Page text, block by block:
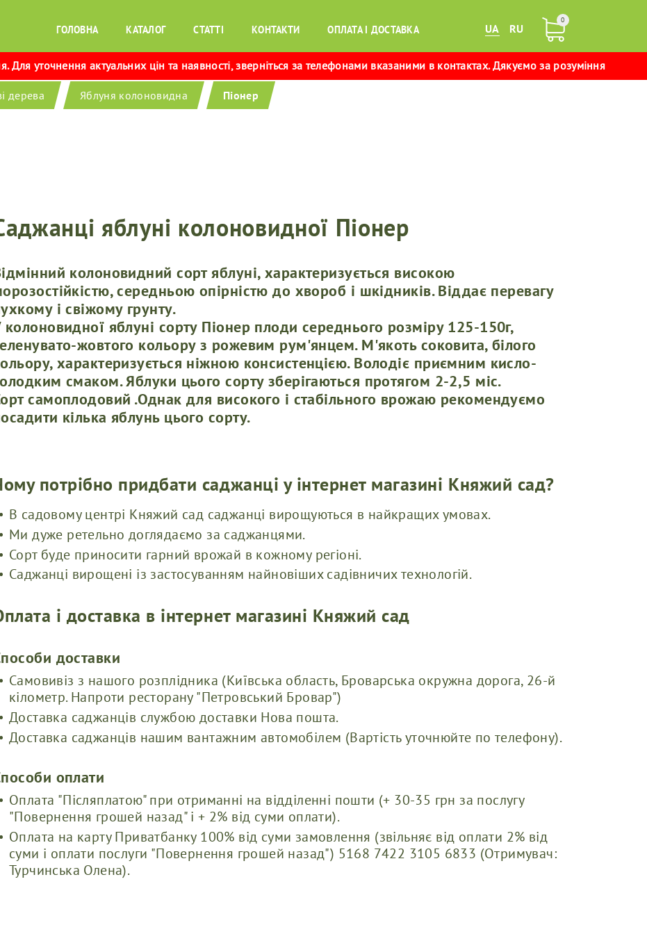
ГОЛОВНА КАТАЛОГ СТАТТІ КОНТАКТИ ОПЛАТА І ДОСТАВКА RU
UA
0
уточнення актуальних цін та наявності, зверніться за телефонами вказаними в контактах. Дякуємо за розуміння
дерева Яблуня колоновидна Піонер
яблуні колоновидної Піонер
колоновидний сорт яблуні, характеризується високою
середньою опірністю до хвороб і шкідників. Віддає перевагу
і свіжому грунту.
колоновидної яблуні сорту Піонер плоди середнього розміру 125-150г,
жовтого кольору з рожевим рум'янцем. М'якоть соковита, білого
характеризується ніжною консистенцією. Володіє приємним кисло-
смаком. Яблуки цього сорту зберігаються протягом 2-2,5 міс.
самоплодовий .Однак для високого і стабільного врожаю рекомендуємо
кілька яблунь цього сорту.
потрібно придбати саджанці у інтернет магазині Княжий сад?
В садовому центрі Княжий сад саджанці вирощуються в найкращих умовах.
Ми дуже ретельно доглядаємо за саджанцями.
Сорт буде приносити гарний врожай в кожному регіоні.
Саджанці вирощені із застосуванням найновіших садівничих технологій.
і доставка в інтернет магазині Княжий сад
доставки
Самовивіз з нашого розплідника (Київська область, Броварська окружна дорога, 26-й
кілометр. Напроти ресторану "Петровський Бровар")
Доставка саджанців службою доставки Нова пошта.
Доставка саджанців нашим вантажним автомобілем (Вартість уточнюйте по телефону).
оплати
Оплата "Післяплатою" при отриманні на відділенні пошти (+ 30-35 грн за послугу
"Повернення грошей назад" і + 2% від суми оплати).
Оплата на карту Приватбанку 100% від суми замовлення (звільняє від оплати 2% від
суми і оплати послуги "Повернення грошей назад") 5168 7422 3105 6833 (Отримувач:
Турчинська Олена).